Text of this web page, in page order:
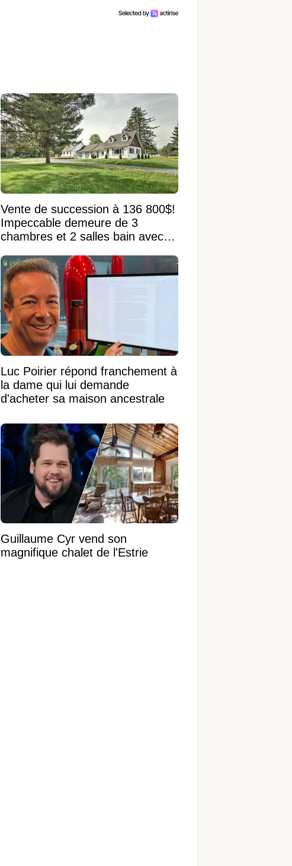
Vente de succession à 136 800$!
Impeccable demeure de 3
chambres et 2 salles bain avec
Luc Poirier répond franchement à
la dame qui lui demande
d'acheter sa maison ancestrale
Guillaume Cyr vend son
magnifique chalet de l'Estrie